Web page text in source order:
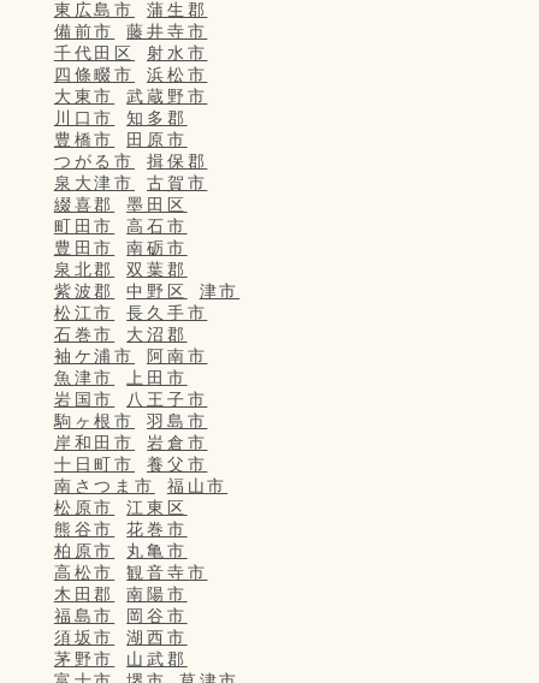
東広島市
蒲生郡
備前市
藤井寺市
千代田区
射水市
四條畷市
浜松市
大東市
武蔵野市
川口市
知多郡
豊橋市
田原市
つがる市
揖保郡
泉大津市
古賀市
綴喜郡
墨田区
町田市
高石市
豊田市
南砺市
泉北郡
双葉郡
紫波郡
中野区
津市
松江市
長久手市
石巻市
大沼郡
袖ケ浦市
阿南市
魚津市
上田市
岩国市
八王子市
駒ヶ根市
羽島市
岸和田市
岩倉市
十日町市
養父市
南さつま市
福山市
松原市
江東区
熊谷市
花巻市
柏原市
丸亀市
高松市
観音寺市
木田郡
南陽市
福島市
岡谷市
須坂市
湖西市
茅野市
山武郡